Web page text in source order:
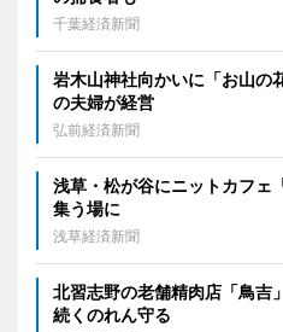
千葉経済新聞
岩木山神社向かいに「お山
の夫婦が経営
弘前経済新聞
浅草・松が谷にニットカフ
集う場に
浅草経済新聞
北習志野の老舗精肉店「鳥
続くのれん守る